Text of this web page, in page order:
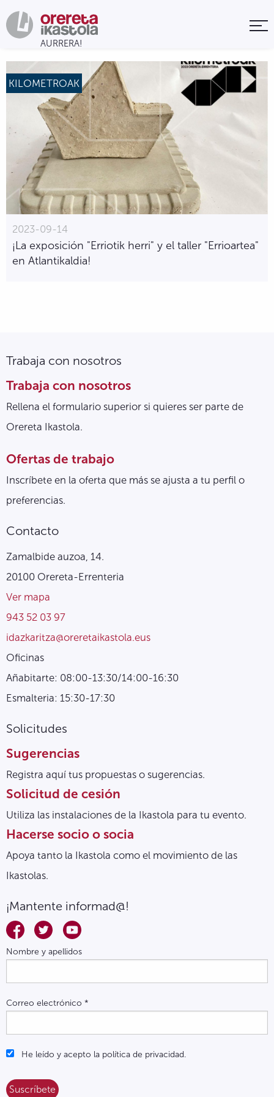
KILOMETROAK
2023-09-14
¡La exposición "Erriotik herri" y el taller "Errioartea"
en Atlantikaldia!
Trabaja con nosotros
Trabaja con nosotros
Rellena el formulario superior si quieres ser parte de
Orereta Ikastola.
Ofertas de trabajo
Inscríbete en la oferta que más se ajusta a tu perfil o
preferencias.
Contacto
Zamalbide auzoa, 14.
20100 Orereta-Errenteria
Ver mapa
943 52 03 97
idazkaritza@oreretaikastola.eus
Oficinas
Añabitarte: 08:00-13:30/14:00-16:30
Esmalteria: 15:30-17:30
Solicitudes
Sugerencias
Registra aquí tus propuestas o sugerencias.
Solicitud de cesión
Utiliza las instalaciones de la Ikastola para tu evento.
Hacerse socio o socia
Apoya tanto la Ikastola como el movimiento de las
Ikastolas.
¡Mantente informad@!
Nombre y apellidos
Correo electrónico *
He leído y acepto la política de privacidad.